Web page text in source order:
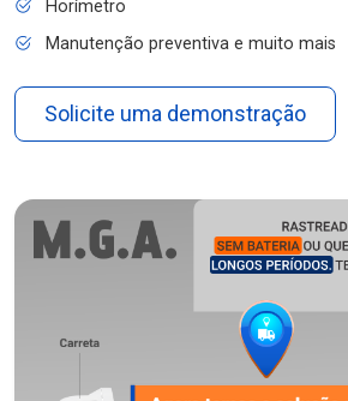
Horímetro
Manutenção preventiva e muito mais
Solicite uma demonstração